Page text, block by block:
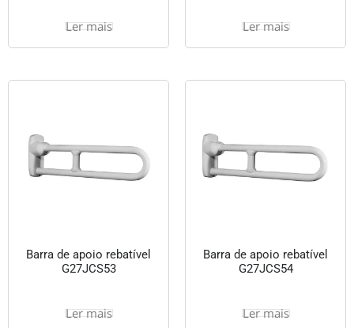
Ler mais Ler mais
Barra de apoio rebatível
G27JCS53
Ler mais
Barra de apoio rebatível
G27JCS54
Ler mais